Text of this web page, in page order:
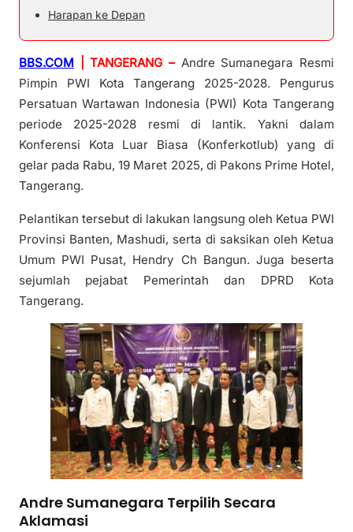
Harapan ke Depan
BBS.COM | TANGERANG – Andre Sumanegara Resmi
Pimpin PWI Kota Tangerang 2025-2028. Pengurus
Persatuan Wartawan Indonesia (PWI) Kota Tangerang
periode 2025-2028 resmi di lantik. Yakni dalam
Konferensi Kota Luar Biasa (Konferkotlub) yang di
gelar pada Rabu, 19 Maret 2025, di Pakons Prime Hotel,
Tangerang.
Pelantikan tersebut di lakukan langsung oleh Ketua PWI
Provinsi Banten, Mashudi, serta di saksikan oleh Ketua
Umum PWI Pusat, Hendry Ch Bangun. Juga beserta
sejumlah pejabat Pemerintah dan DPRD Kota
Tangerang.
Andre Sumanegara Terpilih Secara
Aklamasi